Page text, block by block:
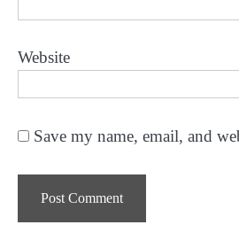
Website
Save my name, email, and